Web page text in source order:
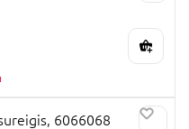
6066068